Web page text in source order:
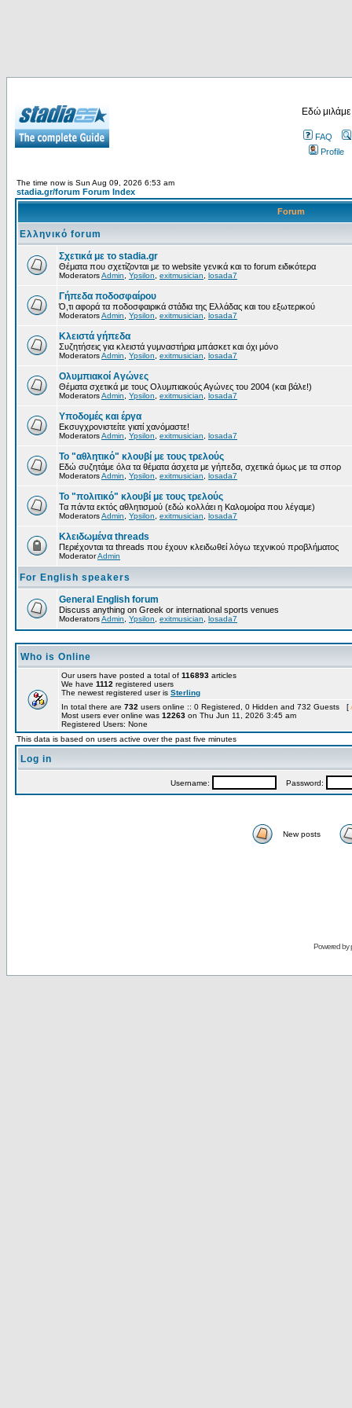
Εδώ
FAQ
Profile
The time now is Sun Aug 09, 2026 6:53 am
stadia.gr/forum Forum Index
Forum
Ελληνικό forum
Σχετικά με το stadia.gr
Θέματα που σχετίζονται με το website γενικά και το forum ειδικότερα
ModeratorsAdmin Ypsilon exitmusician losada7
Γήπεδα ποδοσφαίρου
Ό,τι αφορά τα ποδοσφαιρικά στάδια της Ελλάδας και του εξωτερικού
ModeratorsAdmin Ypsilon exitmusician losada7
Κλειστά γήπεδα
Συζητήσεις για κλειστά γυμναστήρια μπάσκετ και όχι μόνο
ModeratorsAdmin Ypsilon exitmusician losada7
Ολυμπιακοί Αγώνες
Θέματα σχετικά με τους Ολυμπιακούς Αγώνες του 2004 (και βάλε!)
ModeratorsAdmin Ypsilon exitmusician losada7
Υποδομές και έργα
Εκσυγχρονιστείτε γιατί χανόμαστε!
ModeratorsAdmin Ypsilon exitmusician losada7
Το "αθλητικό" κλουβί με τους τρελούς
Εδώ συζητάμε όλα τα θέματα άσχετα με γήπεδα, σχετικά όμως με τα σπορ
ModeratorsAdmin Ypsilon exitmusician losada7
Το "πολιτικό" κλουβί με τους τρελούς
Τα πάντα εκτός αθλητισμού (εδώ κολλάει η Καλομοίρα που λέγαμε)
ModeratorsAdmin Ypsilon exitmusician losada7
Κλειδωμένα threads
Περιέχονται τα threads που έχουν κλειδωθεί λόγω τεχνικού προβλήματος
ModeratorAdmin
For English speakers
General English forum
Discuss anything on Greek or international sports venues
ModeratorsAdmin Ypsilon exitmusician losada7
Who is Online
Our users have posted a total of 116893 articles
We have 1112 registered users
The newest registered user is Sterling
In total there are 732 users online :: 0 Registered, 0 Hidden and 732 Guests [
Most users ever online was 12263 on Thu Jun 11, 2026 3:45 am
Registered Users: None
This data is based on users active over the past five minutes
Log in
Username: Password:
New posts
Powered by